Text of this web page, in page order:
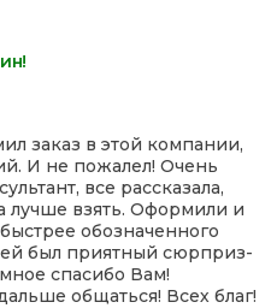
заказ в этой компании,
И не пожалел! Очень
все рассказала,
лучше взять. Оформили и
обозначенного
был приятный сюрприз-
спасибо Вам!
общаться! Всех благ!